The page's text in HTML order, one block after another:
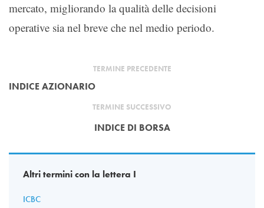
mercato, migliorando la qualità delle decisioni
operative sia nel breve che nel medio periodo.
TERMINE PRECEDENTE
INDICE AZIONARIO
TERMINE SUCCESSIVO
INDICE DI BORSA
Altri termini con la lettera I
ICBC